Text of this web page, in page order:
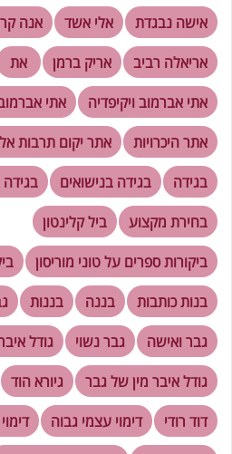
אישה נבגדת
אלי אשד אנה
אריאלה רביב
אריק ברמן את
אתי אברמוב ויקיפדיה
אתי
אתר היכרויות
אתר יקום תרבות
בגידה
בגידה בנישואים בגידה
בחירת מקצוע
ביל קלינטון
ביקורות ספרים על טוני מוריסון
בנות כותבות
בננה בננות
גבר ואישה
גבר נשוי
גודל
גודל איבר מין של גבר
גיורא הוד
דוד רודי
דימוי עצמי גבוה